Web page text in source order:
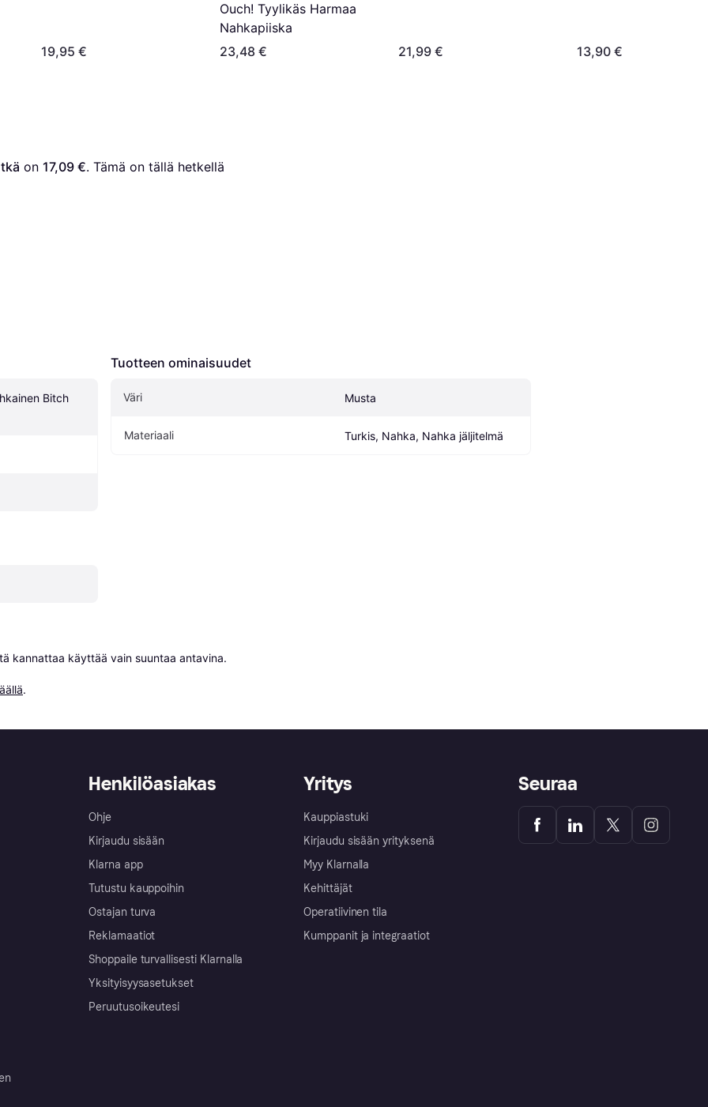
19,95 €
Ouch! Tyylikäs Harmaa
Nahkapiiska
23,48 €
21,99 € 13,90 €
on 17,09 €. Tämä on tällä hetkellä
Bitch
Tuotteen ominaisuudet
Väri Musta
Materiaali Turkis, Nahka, Nahka jäljitelmä
kannattaa käyttää vain suuntaa antavina.
.
Henkilöasiakas
Ohje
Kirjaudu sisään
Klarna app
Tutustu kauppoihin
Ostajan turva
Reklamaatiot
Shoppaile turvallisesti Klarnalla
Yksityisyysasetukset
Peruutusoikeutesi
Yritys
Kauppiastuki
Kirjaudu sisään yrityksenä
Myy Klarnalla
Kehittäjät
Operatiivinen tila
Kumppanit ja integraatiot
Seuraa